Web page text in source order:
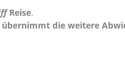
Reise.
die weitere